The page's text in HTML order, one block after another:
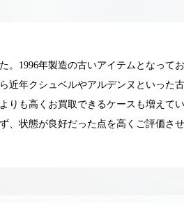
2025.05.13
。1996年製造の古いアイテムとなって
近年クシュベルやアルデンヌといった
りも高くお買取できるケースも増えて
状態が良好だった点を高くご評価させ